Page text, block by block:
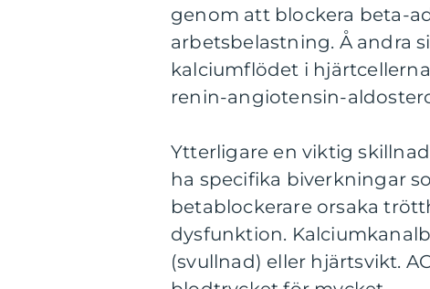
genom att blockera beta-
arbetsbelastning. Å andra
kalciumflödet i
renin-angiotensin-
Ytterligare en viktig
ha specifika biverkningar
betablockerare orsaka
dysfunktion.
(svullnad) eller hjärtsvikt.